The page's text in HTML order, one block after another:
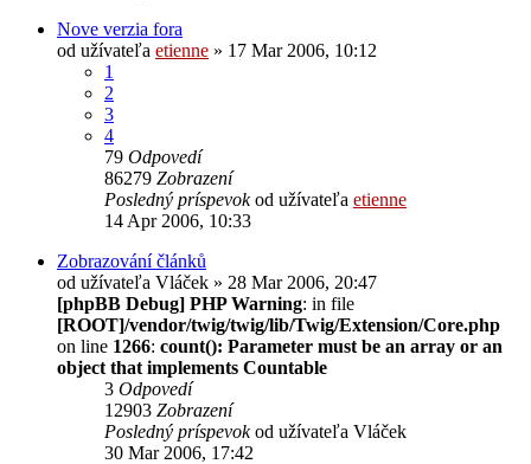
Nove verzia fora
od užívateľa etienne » 17 Mar 2006, 10:12
1
2
3
4
79 Odpovedí
86279 Zobrazení
Posledný príspevokod užívateľa etienne
14 Apr 2006, 10:33
Zobrazování článků
od užívateľa Vláček » 28 Mar 2006, 20:47
[phpBB Debug] PHP Warning: in file
[ROOT]/vendor/twig/twig/lib/Twig/Extension/Core.php
on line 1266: count(): Parameter must be an array or an
object that implements Countable
3 Odpovedí
12903 Zobrazení
Posledný príspevokod užívateľa Vláček
30 Mar 2006, 17:42